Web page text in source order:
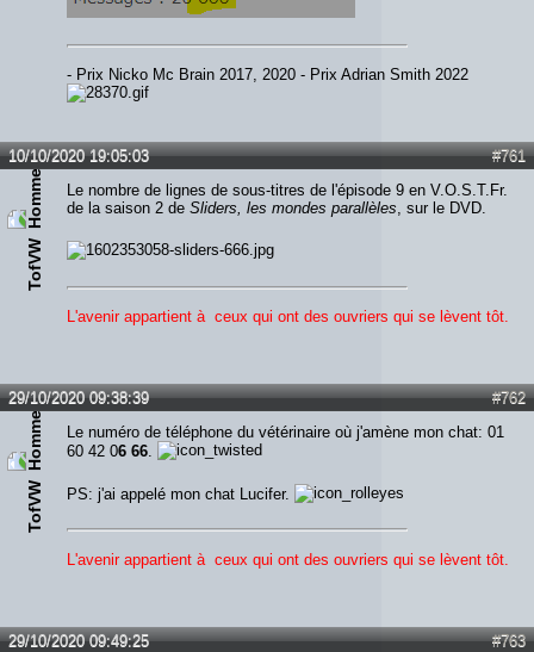
- Prix Nicko Mc Brain 2017, 2020 - Prix Adrian Smith 2022
#761
10/10/2020 19:05:03
TofVW
Le nombre de lignes de sous-titres de l'épisode 9 en V.O.S.T.Fr.
de la saison 2 de Sliders, les mondes parallèles, sur le DVD.
L'avenir appartient à ceux qui ont des ouvriers qui se lèvent tôt.
#762
29/10/2020 09:38:39
TofVW
Le numéro de téléphone du vétérinaire où j'amène mon chat: 01
60 42 06 66.
PS: j'ai appelé mon chat Lucifer.
L'avenir appartient à ceux qui ont des ouvriers qui se lèvent tôt.
#763
29/10/2020 09:49:25